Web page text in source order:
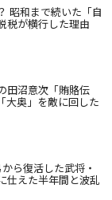
昭和まで続いた「自
税が横行した理由
田沼意次「賄賂伝
大奥」を敵に回した
ら復活した武将・
仕えた半年間と波乱